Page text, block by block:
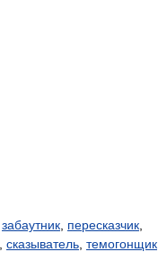
забаутник пересказчик
сказыватель темогонщик